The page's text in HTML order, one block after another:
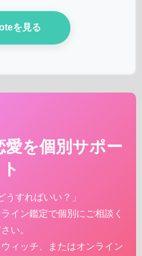
を見る
愛を個別サポー
ト
うすればいい？」
イン鑑定で個別にご相談く
い。
ィッチ、またはオンライン